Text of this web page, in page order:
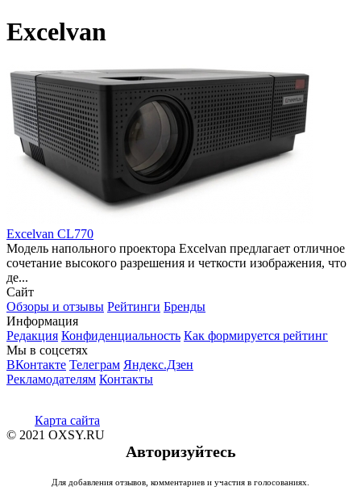
Excelvan
Excelvan CL770
Модель напольного проектора Excelvan предлагает отличное
сочетание высокого разрешения и четкости изображения, что
де...
Сайт
Обзоры и отзывы Рейтинги Бренды
Информация
Редакция Конфиденциальность Как формируется рейтинг
Мы в соцсетях
ВКонтакте Телеграм Яндекс.Дзен
Рекламодателям Контакты
Карта сайта
© 2021 OXSY.RU
Авторизуйтесь
Для добавления отзывов, комментариев и участия в голосованиях.